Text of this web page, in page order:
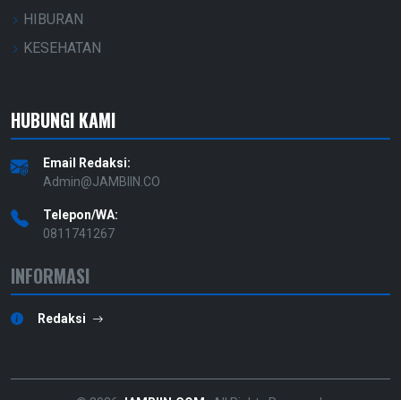
HIBURAN
KESEHATAN
HUBUNGI KAMI
Email Redaksi:
Admin@JAMBIIN.CO
Telepon/WA:
0811741267
INFORMASI
Redaksi